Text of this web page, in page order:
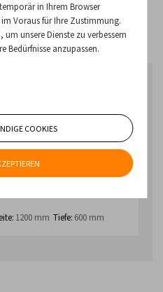
verwendet werden
Schubladen, die mit
ergänzt werden können.
LIEFERUNG
Stb 103
basierend auf einem
Die Kunststoffenden der
1200 mm Tiefe: 600 mm
in Ihrem Browser
Voraus für Ihre Zustimmung.
unsere Dienste zu verbessern
Bedürfnisse anzupassen.
COOKIES